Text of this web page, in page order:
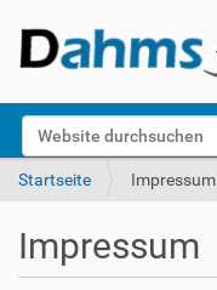
Website durchsuchen
k
Startseite Impressum
Impressum